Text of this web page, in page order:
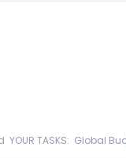
head on annual budgeting